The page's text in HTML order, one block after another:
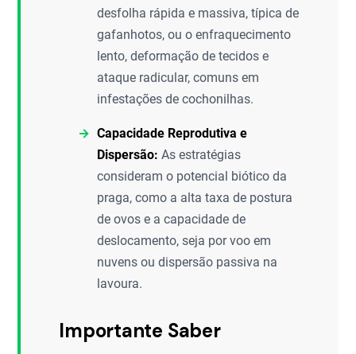
desfolha rápida e massiva, típica de
gafanhotos, ou o enfraquecimento
lento, deformação de tecidos e
ataque radicular, comuns em
infestações de cochonilhas.
Capacidade Reprodutiva e
Dispersão: As estratégias
consideram o potencial biótico da
praga, como a alta taxa de postura
de ovos e a capacidade de
deslocamento, seja por voo em
nuvens ou dispersão passiva na
lavoura.
Importante Saber